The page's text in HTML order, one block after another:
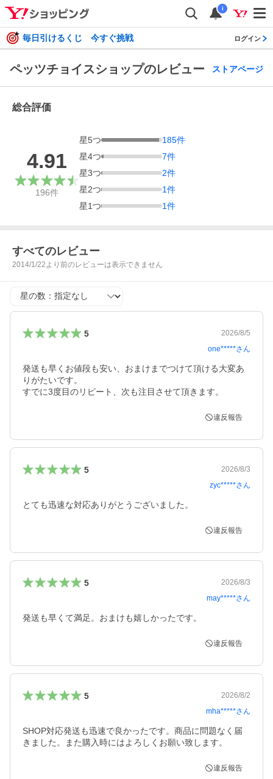
i
毎日引けるくじ 今すぐ挑戦 ログイン
ペッツチョイスショップのレビュー ストアページ
総合評価
4.91
196件
星5つ 185件
星4つ 7件
星3つ 2件
星2つ 1件
星1つ 1件
すべてのレビュー
2014/1/22より前のレビューは表示できません
星の数
5
2026/8/5
one*****さん
発送も早くお値段も安い、おまけまでつけて頂ける大変あ
りがたいです。
すでに3度目のリピート、次も注目させて頂きます。
違反報告
5
2026/8/3
zyc*****さん
とても迅速な対応ありがとうございました。
違反報告
5
2026/8/3
may*****さん
発送も早くて満足。おまけも嬉しかったです。
違反報告
5
2026/8/2
mha*****さん
SHOP対応発送も迅速で良かったです。商品に問題なく届
きました。また購入時にはよろしくお願い致します。
違反報告